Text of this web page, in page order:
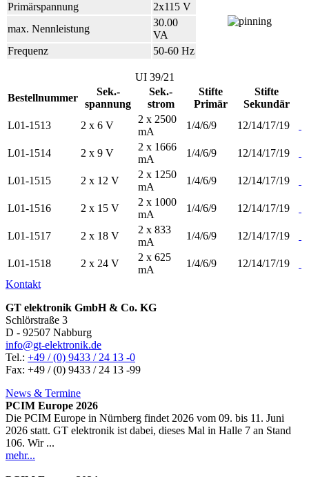
Primärspannung
2x115 V
max. Nennleistung
30.00
VA
Frequenz
50-60 Hz
UI 39/21
Bestellnummer
Sek.-
spannung
Sek.-
strom
Stifte
Primär
Stifte
Sekundär
L01-1513
2 x 6 V
2 x 2500
mA
1/4/6/9 12/14/17/19
L01-1514 2 x 9 V
2 x 1666
mA
1/4/6/9 12/14/17/19
L01-1515 2 x 12 V
2 x 1250
mA
1/4/6/9 12/14/17/19
L01-1516 2 x 15 V
2 x 1000
mA
1/4/6/9 12/14/17/19
L01-1517 2 x 18 V
2 x 833
mA
1/4/6/9 12/14/17/19
L01-1518 2 x 24 V
2 x 625
mA
1/4/6/9
12/14/17/19
Kontakt
GT elektronik GmbH & Co. KG
Schlörstraße 3
D - 92507 Nabburg
info@gt-elektronik.de
Tel.: +49 / (0) 9433 / 24 13 -0
Fax: +49 / (0) 9433 / 24 13 -99
News & Termine
PCIM Europe 2026
Die PCIM Europe in Nürnberg findet 2026 vom 09. bis 11. Juni
2026 statt. GT elektronik ist dabei, dieses Mal in Halle 7 an Stand
106. Wir ...
mehr...